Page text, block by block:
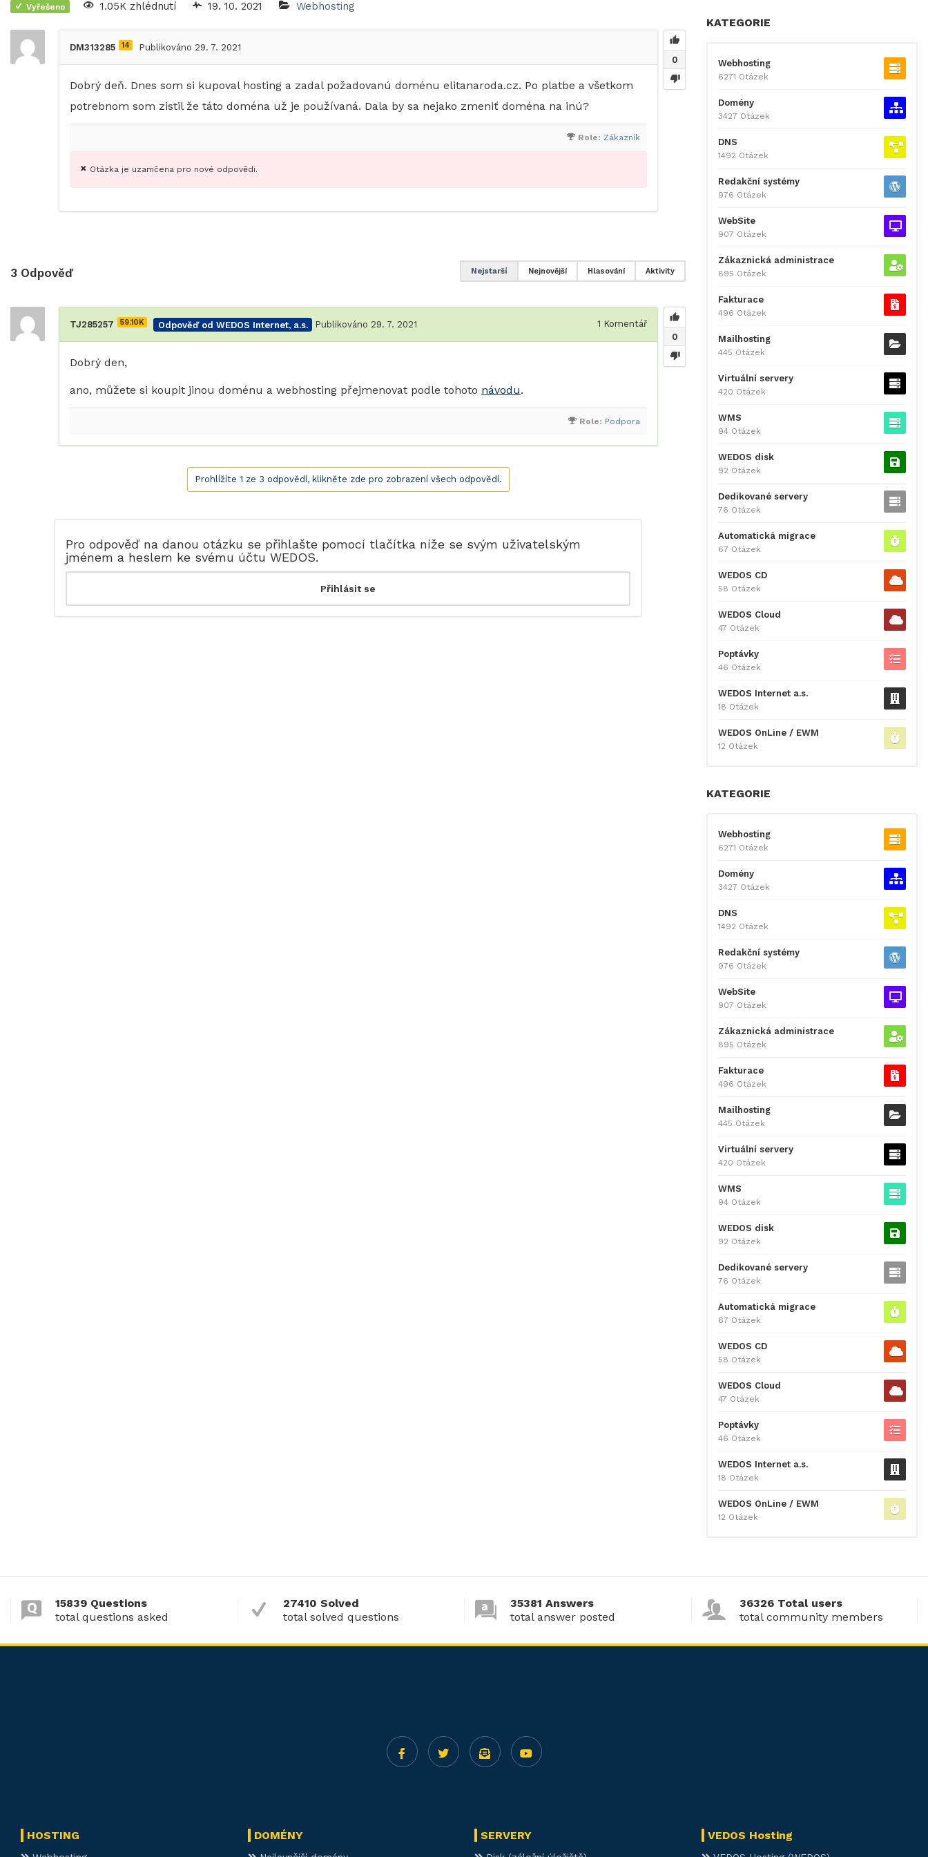
Vyřešeno 1.05K zhlédnutí 19. 10. 2021 Webhosting
0
DM313285 14 Publikováno 29. 7. 2021
Dobrý deň. Dnes som si kupoval hosting a zadal požadovanú doménu elitanaroda.cz. Po platbe a všetkom
potrebnom som zistil že táto doména už je používaná. Dala by sa nejako zmeniť doména na inú?
Role: Zákazník
Otázka je uzamčena pro nové odpovědi.
3 Odpověď Aktivity
Hlasování
Nejnovější
Nejstarší
0
TJ285257 59.10K Odpověď od WEDOS Internet, a.s. Publikováno 29. 7. 2021 1 Komentář
Dobrý den,
ano, můžete si koupit jinou doménu a webhosting přejmenovat podle tohoto návodu.
Role: Podpora
Prohlížíte 1 ze 3 odpovědí, klikněte zde pro zobrazení všech odpovědí.
Pro odpověď na danou otázku se přihlašte pomocí tlačítka níže se svým uživatelským
jménem a heslem ke svému účtu WEDOS.
KATEGORIE
Webhosting
6271 Otázek
Domény
3427 Otázek
DNS
1492 Otázek
Redakční systémy
976 Otázek
WebSite
907 Otázek
Zákaznická administrace
895 Otázek
Fakturace
496 Otázek
Mailhosting
445 Otázek
Virtuální servery
420 Otázek
WMS
94 Otázek
WEDOS disk
92 Otázek
Dedikované servery
76 Otázek
Automatická migrace
67 Otázek
WEDOS CD
58 Otázek
WEDOS Cloud
47 Otázek
Poptávky
46 Otázek
WEDOS Internet a.s.
18 Otázek
WEDOS OnLine / EWM
12 Otázek
KATEGORIE
Webhosting
6271 Otázek
Domény
3427 Otázek
DNS
1492 Otázek
Redakční systémy
976 Otázek
WebSite
907 Otázek
Zákaznická administrace
895 Otázek
Fakturace
496 Otázek
Mailhosting
445 Otázek
Virtuální servery
420 Otázek
WMS
94 Otázek
WEDOS disk
92 Otázek
Dedikované servery
76 Otázek
Automatická migrace
67 Otázek
WEDOS CD
58 Otázek
WEDOS Cloud
47 Otázek
Poptávky
46 Otázek
WEDOS Internet a.s.
18 Otázek
WEDOS OnLine / EWM
12 Otázek
15839 Questions
total questions asked
27410 Solved
total solved questions
35381 Answers
total answer posted
36326 Total users
total community members
HOSTING DOMÉNY SERVERY VEDOS Hosting